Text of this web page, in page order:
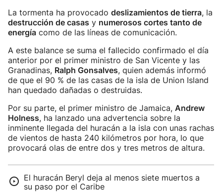
La tormenta ha provocado deslizamientos de tierra, la
destrucción de casas y numerosos cortes tanto de
energía como de las líneas de comunicación.
A este balance se suma el fallecido confirmado el día
anterior por el primer ministro de San Vicente y las
Granadinas, Ralph Gonsalves, quien además informó
de que el 90 % de las casas de la isla de Union Island
han quedado dañadas o destruidas.
Por su parte, el primer ministro de Jamaica, Andrew
Holness, ha lanzado una advertencia sobre la
inminente llegada del huracán a la isla con unas rachas
de vientos de hasta 240 kilómetros por hora, lo que
provocará olas de entre dos y tres metros de altura.
El huracán Beryl deja al menos siete muertos a
su paso por el Caribe